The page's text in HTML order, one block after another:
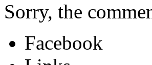
Sorry, the
Facebook